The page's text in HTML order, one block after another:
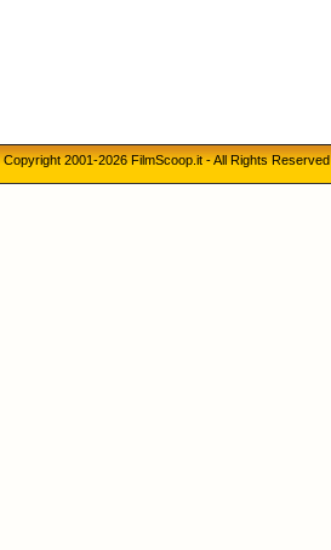
Copyright 2001-2026 FilmScoop.it - All Rights Reserved